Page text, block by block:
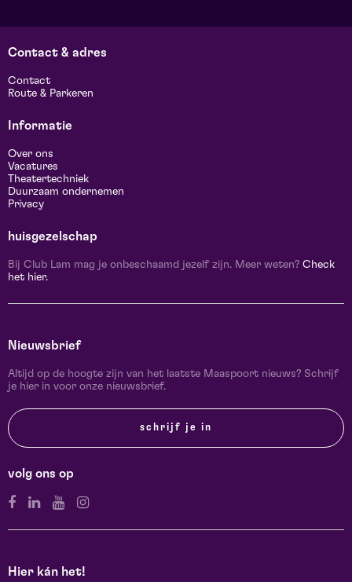
Contact & adres
Contact
Route & Parkeren
Informatie
Over ons
Vacatures
Theatertechniek
Duurzaam ondernemen
Privacy
huisgezelschap
Bij Club Lam mag je onbeschaamd jezelf zijn. Meer weten? Check
het hier.
Nieuwsbrief
Altijd op de hoogte zijn van het laatste Maaspoort nieuws? Schrijf
je hier in voor onze nieuwsbrief.
schrijf je in
volg ons op
Hier kán het!